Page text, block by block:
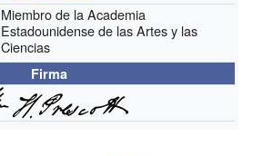
Miembro de la Academia
Estadounidense de las Artes y las
Ciencias
Firma